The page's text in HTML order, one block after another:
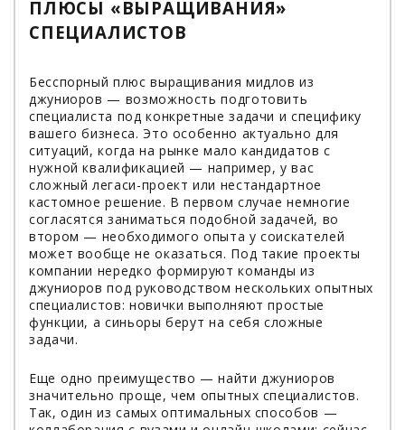
ПЛЮСЫ «ВЫРАЩИВАНИЯ»
СПЕЦИАЛИСТОВ
Бесспорный плюс выращивания мидлов из
джуниоров — возможность подготовить
специалиста под конкретные задачи и специфику
вашего бизнеса. Это особенно актуально для
ситуаций, когда на рынке мало кандидатов с
нужной квалификацией — например, у вас
сложный легаси-проект или нестандартное
кастомное решение. В первом случае немногие
согласятся заниматься подобной задачей, во
втором — необходимого опыта у соискателей
может вообще не оказаться. Под такие проекты
компании нередко формируют команды из
джуниоров под руководством нескольких опытных
специалистов: новички выполняют простые
функции, а синьоры берут на себя сложные
задачи.
Еще одно преимущество — найти джуниоров
значительно проще, чем опытных специалистов.
Так, один из самых оптимальных способов —